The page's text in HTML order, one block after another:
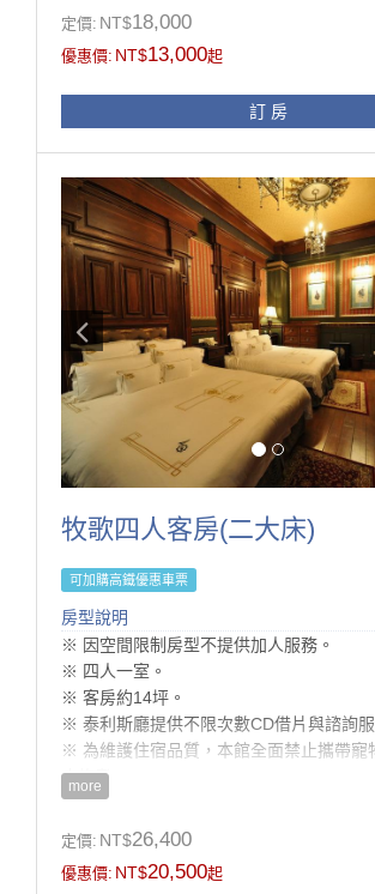
壓力，不建議12歲以下孩童入住
※ 同等級房型格局或設備略有不同，請依
準。
※ 本訂房不得與其它優惠專案合併使用。
為了維護住宿環境的寧靜與安全，本民宿
成入住的房客使用。
·非住宿訪客恕不開放入內參觀或使用設施
·若有親友需於入住期間來訪，請事先與
定辦理登記。（會客僅限於大廳）
·感謝您的理解與支持，讓每位旅客都能享
的體驗。
房型設施介紹
1. 依入住人數贈晨光早餐。
2. 依入住人數贈精緻晚餐。
3. 客房minibar使用。
4. 刺繡珊瑚絨拖鞋。
5. 點心坊手作甜品。
定價: NT$18,000
優惠價: NT$13,000起
訂 房
牧歌四人客房(二大床)
可加購高鐵優惠車票
房型說明
​※ 因空間限制房型不提供加人服務。
※ 四人一室。
※ 客房約14坪。
※ 泰利斯廳提供不限次數CD借片與諮詢服
※ 為維護住宿品質，本館全面禁止攜帶寵
止炊煮。
※ 房內多精品擺設，惟考慮孩童安全及避
壓力，不建議12歲以下孩童入住
準。
more
定價: NT$26,400
優惠價: NT$20,500起